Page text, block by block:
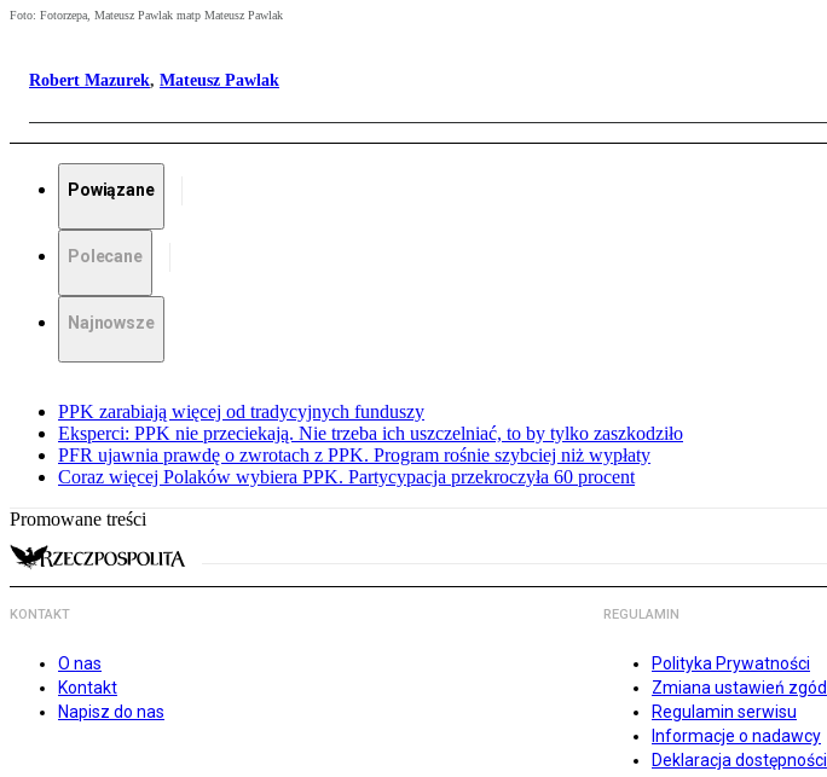
Foto: Fotorzepa, Mateusz Pawlak matp Mateusz Pawlak
Robert Mazurek, Mateusz Pawlak
Powiązane
Polecane
Najnowsze
PPK zarabiają więcej od tradycyjnych funduszy
Eksperci: PPK nie przeciekają. Nie trzeba ich uszczelniać, to by tylko zaszkodziło
PFR ujawnia prawdę o zwrotach z PPK. Program rośnie szybciej niż wypłaty
Coraz więcej Polaków wybiera PPK. Partycypacja przekroczyła 60 procent
Promowane treści
KONTAKT
O nas
Kontakt
Napisz do nas
REGULAMIN
Polityka Prywatności
Zmiana ustawień zgód
Regulamin serwisu
Informacje o nadawcy
Deklaracja dostępności